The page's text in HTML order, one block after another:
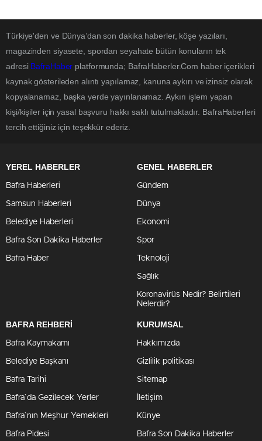
Türkiye'den ve Dünya’dan son dakika haberler, köşe yazıları,
magazinden siyasete, spordan seyahate bütün konuların tek
adresi BafraHaber platformunda; BafraHaberler.Com haber içerikleri
kaynak gösterileden alıntı yapılamaz, kanuna aykırı ve izinsiz olarak
kopyalanamaz, başka yerde yayınlanamaz. Aykırı işlem yapan
kişi/kişiler için yasal başvuru hakkı saklı tutulmaktadır. BafraHaberleri
tercih ettiğiniz için teşekkür ederiz.
YEREL HABERLER
Bafra Haberleri
Samsun Haberleri
Belediye Haberleri
Bafra Son Dakika Haberler
Bafra Haber
GENEL HABERLER
Gündem
Dünya
Ekonomi
Spor
Teknoloji
Sağlık
Koronavirüs Nedir? Belirtileri
Nelerdir?
BAFRA REHBERİ
Bafra Kaymakamı
Belediye Başkanı
Bafra Tarihi
Bafra`da Gezilecek Yerler
Bafra`nın Meşhur Yemekleri
Bafra Pidesi
KURUMSAL
Hakkımızda
Gizlilik politikası
Sitemap
İletişim
Künye
Bafra Son Dakika Haberler